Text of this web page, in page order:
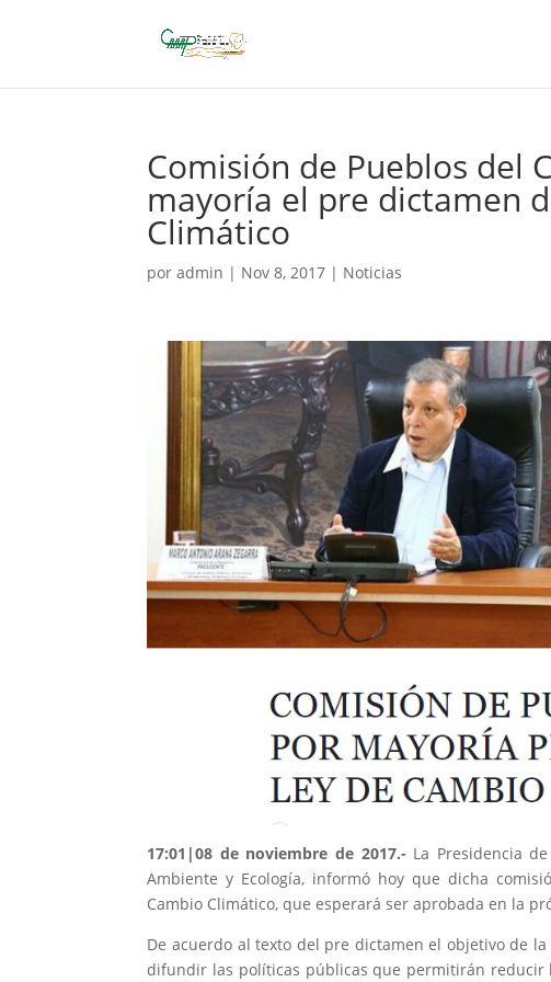
Comisión de Pueblos del
mayoría el pre dictamen
Climático
poradmin | Nov 8, 2017 | Noticias
17:01|08 de noviembre de 2017.- La Presidencia
Ambiente y Ecología, informó hoy que dicha
Cambio Climático, que esperará ser aprobada en la
De acuerdo al texto del pre dictamen el objetivo de
difundir las políticas públicas que permitirán